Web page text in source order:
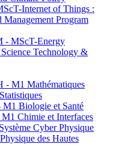
Internet of Things :
Management Program
- MScT-Energy
Technology &
- M1 Mathématiques
Biologie et Santé
Chimie et Interfaces
Cyber Physique
des Hautes